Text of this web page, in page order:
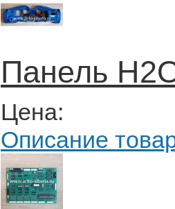
Панель
Цена:
Описание